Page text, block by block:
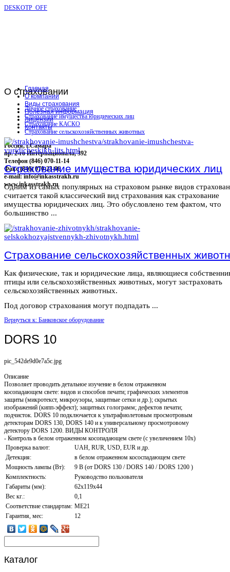
DESKOTP_OFF
О страховании
Личное страхование
Страхование имущества юридических лиц
Страхование КАСКО
Страхование сельскохозяйственных животных
Россия, г.Самара
пр. 2-го Интернационала, 392
Телефон (846) 070-11-14
Факс (846) 070-23-96
e-mail: info@inkasstrakh.ru
www.inkasstrakh.ru
Главная
О компании
Виды страхования
Полезная информация
Лицензии
Контакты
Страхование имущества юридических лиц
Одним из самых популярных на страховом рынке видов
считается такой классический вид страхования как страхование
имущества юридических лиц. Это обусловлено тем фактом, что
большинство ...
Страхование сельскохозяйственных
Как физические, так и юридические лица, являющиеся
птицы или сельскохозяйственных животных, могут застраховать
сельскохозяйственных животных.
Под договор страхования могут подпадать ...
Вернуться к: Банковское оборудование
DORS 10
pic_542de9d0e7a5c.jpg
Описание
Позволяет проводить детальное изучение в белом отраженном
косопадающем свете: видов и способов печати; графических элементов
защиты (микротекст, микроузоры, защитные сетки и др.); скрытых
изображений (кипп-эффект); защитных голограмм; дефектов печати;
подчисток. DORS 10 подключается к ультрафиолетовым просмотровым
детекторам DORS 130, DORS 140 и к универсальному просмотровому
детектору DORS 1200. ВИДЫ КОНТРОЛЯ
- Контроль в белом отраженном косопадающем свете (с увеличением 10х)
Проверка валют:
UAH, RUR, USD, EUR и др.
Детекция:
в белом отраженном кососпадающем свете
Мощность лампы (Вт):
9 В (от DORS 130 / DORS 140 / DORS 1200 )
Комплектность:
Руководство пользователя
Габариты (мм):
62х119х44
Вес кг.:
0,1
Соответствие стандартам: ME21
Гарантия, мес:
12
Каталог